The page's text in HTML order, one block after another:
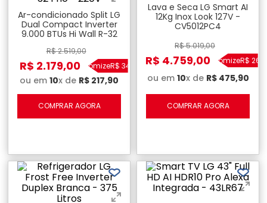
Ar-condicionado Split LG
Dual Compact Inverter
9.000 BTUs Hi Wall R-32
R$2.519,00
R$ 2.179,00
EconomizeR$ 340
ou em 10x de R$ 217,90
COMPRAR AGORA
Lava e Seca LG Smart AI
12Kg Inox Look 127V -
CV5012PC4
R$5.019,00
R$ 4.759,00
EconomizeR$ 260
ou em 10x de R$ 475,90
COMPRAR AGORA